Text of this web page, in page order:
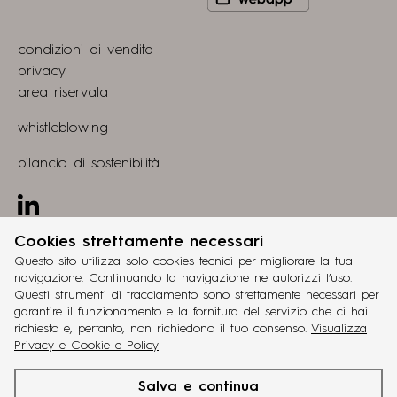
Play
to
condizioni di vendita
privacy
area riservata
whistleblowing
bilancio di sostenibilità
Linkedin
progetto
grucciadesign.
sviluppo
Workup®
ita eng fra deu esp
cinquanta3è un brandBattistella Company. P.IVA
Cookies strettamente necessari
Questo sito utilizza solo cookies tecnici per migliorare la tua
navigazione. Continuando la navigazione ne autorizzi l’uso.
Questi strumenti di tracciamento sono strettamente necessari per
garantire il funzionamento e la fornitura del servizio che ci hai
richiesto e, pertanto, non richiedono il tuo consenso. Visualizza
Privacy e Cookie e Policy
Salva e continua